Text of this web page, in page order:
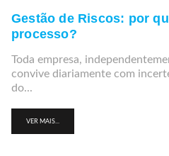
Gestão de Riscos: por
processo?
Toda empresa,
convive diariamente com
do...
VER MAIS...